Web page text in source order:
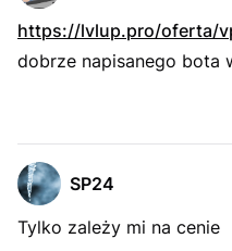
https://lvlup.pro/oferta/
dobrze napisanego bota
SP24
Tylko zależy mi na cenie